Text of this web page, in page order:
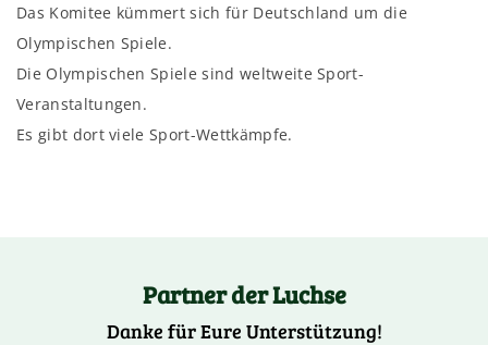
Das Komitee kümmert sich für Deutschland um die
Olympischen Spiele.
Die Olympischen Spiele sind weltweite Sport-
Veranstaltungen.
Es gibt dort viele Sport-Wettkämpfe.
Partner der Luchse
Danke für Eure Unterstützung!